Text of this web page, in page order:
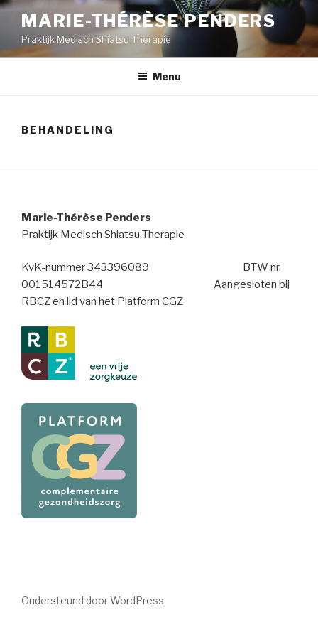
Naar
inhoud
springen
MARIE-THÉRÈSE PENDERS
Praktijk Medisch Shiatsu Therapie
Menu
BEHANDELING
Marie-Thérèse Penders
Praktijk Medisch Shiatsu Therapie
KvK-nummer 343396089 BTW nr.
001514572B44 Aangesloten bij
RBCZ en lid van het Platform CGZ
Ondersteund door WordPress